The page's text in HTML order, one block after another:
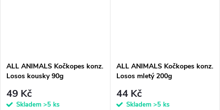
ALL ANIMALS Kočkopes konz.
Losos kousky 90g
49 Kč
Skladem >5 ks
ALL ANIMALS Kočkopes konz.
Losos mletý 200g
44 Kč
Skladem >5 ks